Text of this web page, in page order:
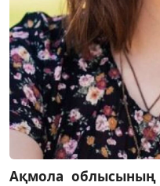
Ақмола облысының